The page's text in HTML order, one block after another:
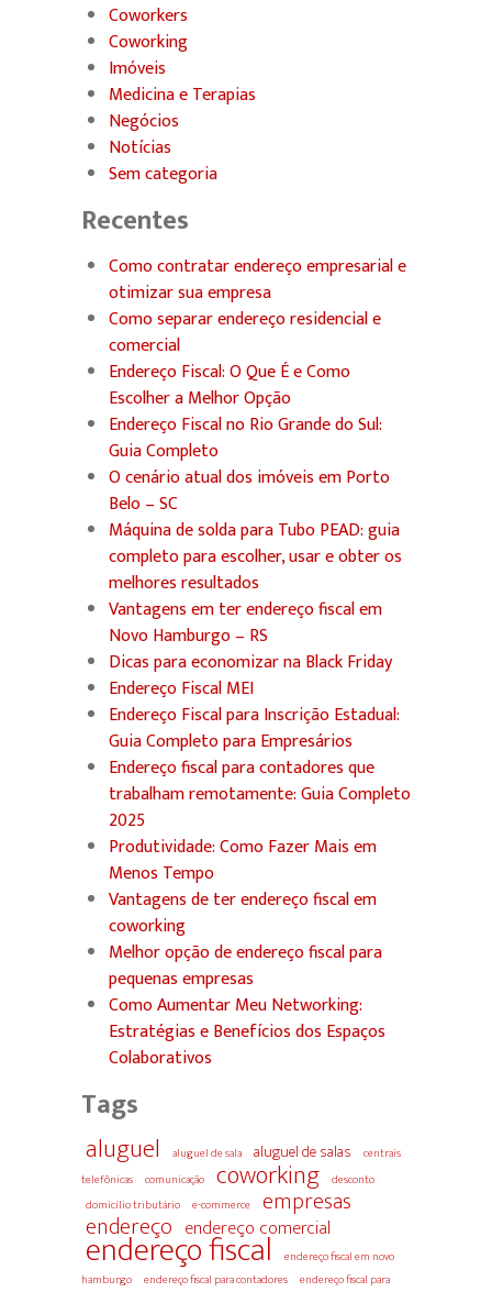
Coworkers
Coworking
Imóveis
Medicina e Terapias
Negócios
Notícias
Sem categoria
Recentes
Como contratar endereço empresarial e
otimizar sua empresa
Como separar endereço residencial e
comercial
Endereço Fiscal: O Que É e Como
Escolher a Melhor Opção
Endereço Fiscal no Rio Grande do Sul:
Guia Completo
O cenário atual dos imóveis em Porto
Belo – SC
Máquina de solda para Tubo PEAD: guia
completo para escolher, usar e obter os
melhores resultados
Vantagens em ter endereço fiscal em
Novo Hamburgo – RS
Dicas para economizar na Black Friday
Endereço Fiscal MEI
Endereço Fiscal para Inscrição Estadual:
Guia Completo para Empresários
Endereço fiscal para contadores que
trabalham remotamente: Guia Completo
2025
Produtividade: Como Fazer Mais em
Menos Tempo
Vantagens de ter endereço fiscal em
coworking
Melhor opção de endereço fiscal para
pequenas empresas
Como Aumentar Meu Networking:
Estratégias e Benefícios dos Espaços
Colaborativos
Tags
aluguel aluguel de sala aluguel de salas
centrais
telefônicas
comunicação coworking
desconto
domicílio tributário
e-commerce empresas
endereço endereço comercial
endereço fiscal
endereço fiscal em novo
hamburgo
endereço fiscal para contadores
endereço fiscal para